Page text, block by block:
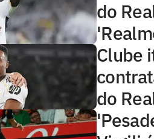
do
Clube
do